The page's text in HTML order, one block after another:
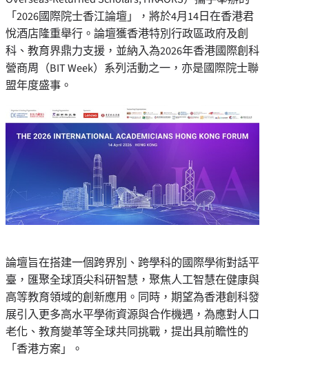
「2026國際院士香江論壇」，將於4月14日在香港君
悅酒店隆重舉行。論壇獲香港特別行政區政府及創
科、教育界鼎力支援，並納入為2026年香港國際創科
營商周（BIT Week）系列活動之一，亦是國際院士聯
盟年度盛事。
論壇旨在搭建一個跨界別、跨學科的國際學術對話平
臺，匯聚全球頂尖科研智慧，聚焦人工智慧在健康與
高等教育領域的創新應用。同時，期望為香港創科發
展引入更多高水平學術資源與合作機遇，為應對人口
老化、教育變革等全球共同挑戰，提出具前瞻性的
「香港方案」。